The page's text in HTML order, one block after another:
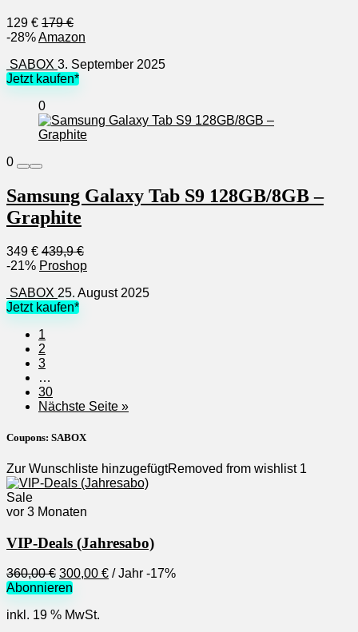
129 € 179 €
-28%Amazon
SABOX 3. September 2025
Jetzt kaufen*
0
0
Samsung Galaxy Tab S9 128GB/8GB –
Graphite
349 € 439,9 €
-21% Proshop
SABOX 25. August 2025
Jetzt kaufen*
1
2
3
…
30
Nächste Seite »
Coupons: SABOX
Zur Wunschliste hinzugefügtRemoved from wishlist 1
Sale
vor 3 Monaten
VIP-Deals (Jahresabo)
360,00€ Ursprünglicher
Preis
360,00 €
300,00 €Aktueller
/ Jahr -17%
Abonnieren
inkl. 19 % MwSt.